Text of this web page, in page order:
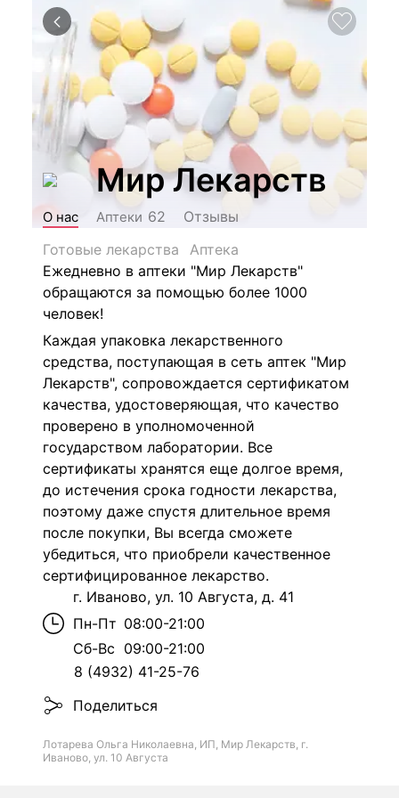
Мир Лекарств
О нас Аптеки 62
Отзывы
Готовые лекарства
Аптека
Ежедневно в аптеки "Мир Лекарств"
обращаются за помощью более 1000
человек!
Каждая упаковка лекарственного
средства, поступающая в сеть аптек "Мир
Лекарств", сопровождается сертификатом
качества, удостоверяющая, что качество
проверено в уполномоченной
государством лаборатории. Все
сертификаты хранятся еще долгое время,
до истечения срока годности лекарства,
поэтому даже спустя длительное время
после покупки, Вы всегда сможете
убедиться, что приобрели качественное
сертифицированное лекарство.
г. Иваново, ул. 10 Августа, д. 41
Пн-Пт 08:00-21:00
Сб-Вс 09:00-21:00
8 (4932) 41-25-76
Поделиться
Лотарева Ольга Николаевна, ИП, Мир Лекарств, г.
Иваново, ул. 10 Августа